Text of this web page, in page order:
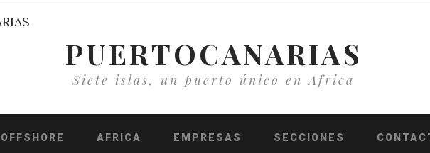
PUERTOCANARIAS
Siete islas, un puerto único en Africa
OFFSHORE AFRICA EMPRESAS SECCIONES